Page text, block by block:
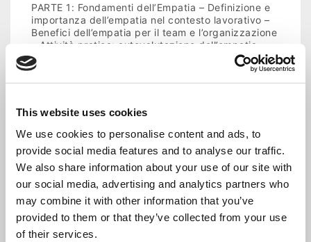
This website uses cookies
We use cookies to personalise content and ads, to
provide social media features and to analyse our traffic.
We also share information about your use of our site with
our social media, advertising and analytics partners who
may combine it with other information that you’ve
provided to them or that they’ve collected from your use
of their services.
Show Full
PARTE 1: Fondamenti dell’Empatia – Definizione e
importanza dell’empatia nel contesto lavorativo –
Benefici dell’empatia per il team e l’organizzazione
– Attività pratica: autovalutazione dell’empatia
PARTE 2: Ascolto Attivo – Definizione e principi
dell’ascolto attivo – Differenze tra ascolto passivo
e ascolto attivo – Componenti chiave dell’ascolto
riflessione Feedback…
Leggi tutto